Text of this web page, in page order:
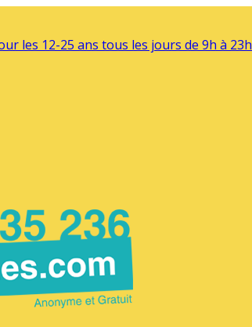
les 12-25 ans tous les jours de 9h à 23h